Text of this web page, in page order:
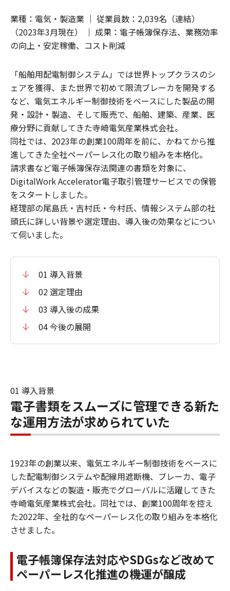
業種：電気・製造業 ｜ 従業員数：2,039名（連結）
（2023年3月現在） ｜ 成果：電子帳簿保存法、業務効率
の向上・安定稼働、コスト削減
「船舶用配電制御システム」では世界トップクラスのシ
ェアを獲得、また世界で初めて限流ブレーカを開発する
など、電気エネルギー制御技術をベースにした製品の開
発・設計・製造、そして販売で、船舶、建築、産業、医
療分野に貢献してきた寺崎電気産業株式会社。
同社では、2023年の創業100周年を前に、かねてから推
進してきた全社ペーパーレス化の取り組みを本格化。
請求書など電子帳簿保存法関連の書類を対象に、
DigitalWork Accelerator電子取引管理サービスでの保管
をスタートしました。
経理部の尾島氏・吉村氏・今村氏、情報システム部の社
頭氏に詳しい背景や選定理由、導入後の効果などについ
て伺いました。
01 導入背景
02 選定理由
03 導入後の成果
04 今後の展開
01 導入背景
電子書類をスムーズに管理できる新た
な運用方法が求められていた
1923年の創業以来、電気エネルギー制御技術をベースに
した配電制御システムや配線用遮断機、ブレーカ、電子
デバイスなどの製造・販売でグローバルに活躍してきた
寺崎電気産業株式会社。同社では、創業100周年を控え
た2022年、全社的なペーパーレス化の取り組みを本格化
させました。
電子帳簿保存法対応やSDGsなど改めて
ペーパーレス化推進の機運が醸成